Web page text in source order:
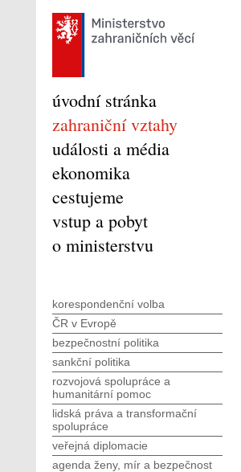
úvodní stránka
zahraniční vztahy
události a média
ekonomika
cestujeme
vstup a pobyt
o ministerstvu
korespondenční volba
ČR v Evropě
bezpečnostní politika
sankční politika
rozvojová spolupráce a
humanitární pomoc
lidská práva a transformační
spolupráce
veřejná diplomacie
agenda ženy, mír a bezpečnost